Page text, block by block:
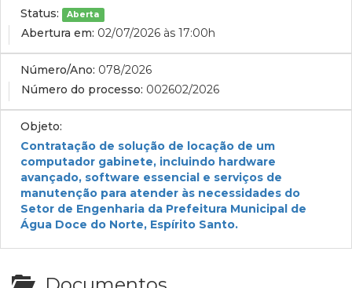
Status: Aberta
Abertura em: 02/07/2026 às 17:00h
Número/Ano: 078/2026
Número do processo: 002602/2026
Objeto:
Contratação de solução de locação de um
computador gabinete, incluindo hardware
avançado, software essencial e serviços de
manutenção para atender às necessidades do
Setor de Engenharia da Prefeitura Municipal de
Água Doce do Norte, Espírito Santo.